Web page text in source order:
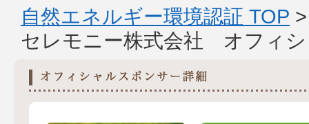
自然エネルギー環境認証 TOP
セレモニー株式会社 オフィ